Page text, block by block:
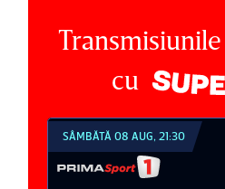
cu
SÂMBĂTĂ 08 AUG, 21:30